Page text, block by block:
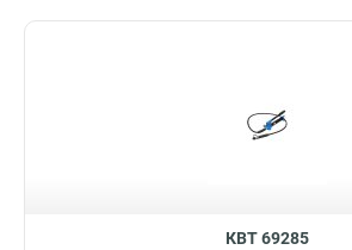
КВТ 69285